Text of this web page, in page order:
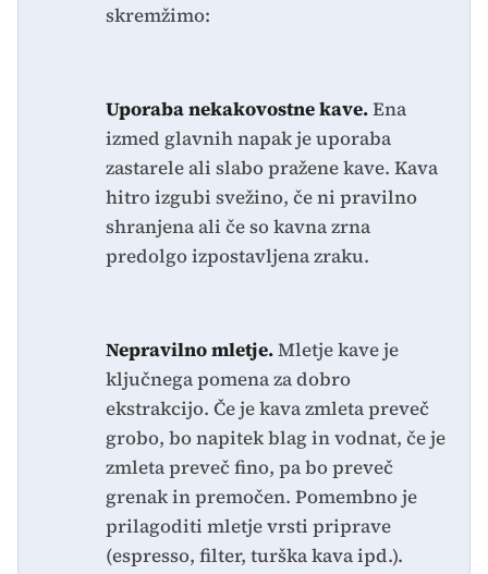
skremžimo:
Uporaba nekakovostne kave.Ena
izmed glavnih napak je uporaba
zastarele ali slabo pražene kave. Kava
hitro izgubi svežino, če ni pravilno
shranjena ali če so kavna zrna
predolgo izpostavljena zraku.
Nepravilno mletje.Mletje kave je
ključnega pomena za dobro
ekstrakcijo. Če je kava zmleta preveč
grobo, bo napitek blag in vodnat, če je
zmleta preveč fino, pa bo preveč
grenak in premočen. Pomembno je
prilagoditi mletje vrsti priprave
(espresso, filter, turška kava ipd.).